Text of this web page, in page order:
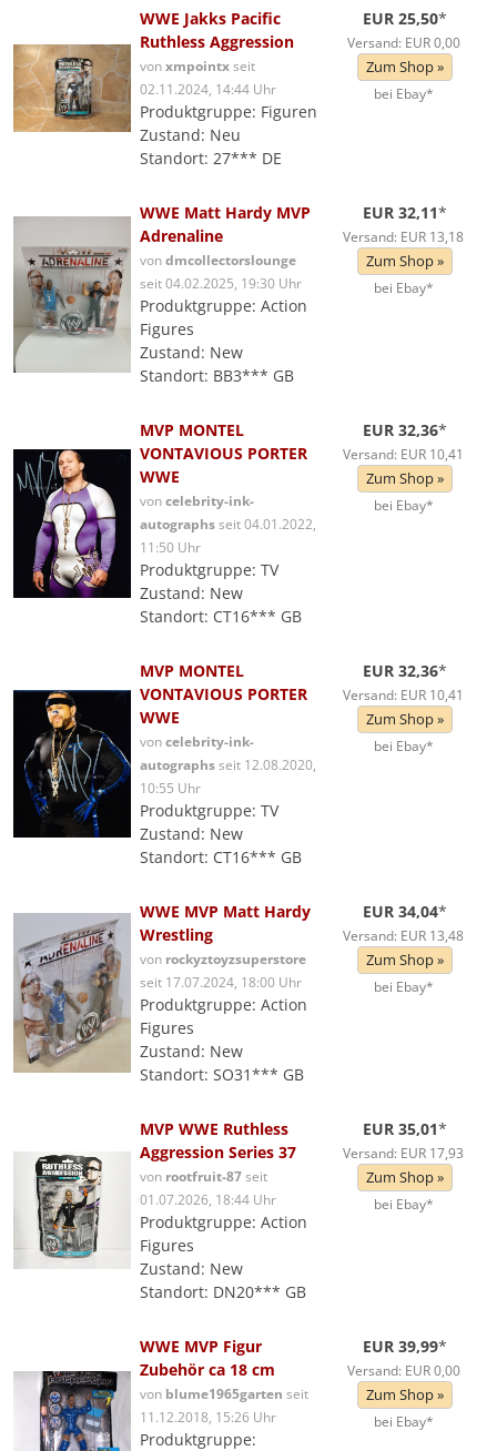
WWE Jakks Pacific
Ruthless Aggression
vonxmpointxseit
02.11.2024, 14:44 Uhr
Produktgruppe: Figuren
Zustand: Neu
Standort: 27*** DE
EUR 25,50*
Versand: EUR 0,00
Zum Shop »
bei Ebay*
WWE Matt Hardy MVP
Adrenaline
vondmcollectorslounge
seit 04.02.2025, 19:30 Uhr
Produktgruppe: Action
Figures
Zustand: New
Standort: BB3*** GB
EUR 32,11*
Versand: EUR 13,18
Zum Shop »
bei Ebay*
MVP MONTEL
VONTAVIOUS PORTER
WWE
voncelebrity-ink-
autographsseit 04.01.2022,
11:50 Uhr
Produktgruppe: TV
Zustand: New
Standort: CT16*** GB
EUR 32,36*
Versand: EUR 10,41
Zum Shop »
bei Ebay*
MVP MONTEL
VONTAVIOUS PORTER
WWE
voncelebrity-ink-
autographsseit 12.08.2020,
10:55 Uhr
Produktgruppe: TV
Zustand: New
Standort: CT16*** GB
EUR 32,36*
Versand: EUR 10,41
Zum Shop »
bei Ebay*
WWE MVP Matt Hardy
Wrestling
von rockyztoyzsuperstore
seit 17.07.2024, 18:00 Uhr
Produktgruppe: Action
Figures
Zustand: New
Standort: SO31*** GB
EUR 34,04*
Versand: EUR 13,48
Zum Shop »
bei Ebay*
MVP WWE Ruthless
Aggression Series 37
von rootfruit-87seit
01.07.2026, 18:44 Uhr
Produktgruppe: Action
Figures
Zustand: New
Standort: DN20*** GB
EUR 35,01*
Versand: EUR 17,93
Zum Shop »
bei Ebay*
WWE MVP Figur
Zubehör ca 18 cm
von blume1965garten seit
11.12.2018, 15:26 Uhr
Produktgruppe:
EUR 39,99*
Versand: EUR 0,00
Zum Shop »
bei Ebay*